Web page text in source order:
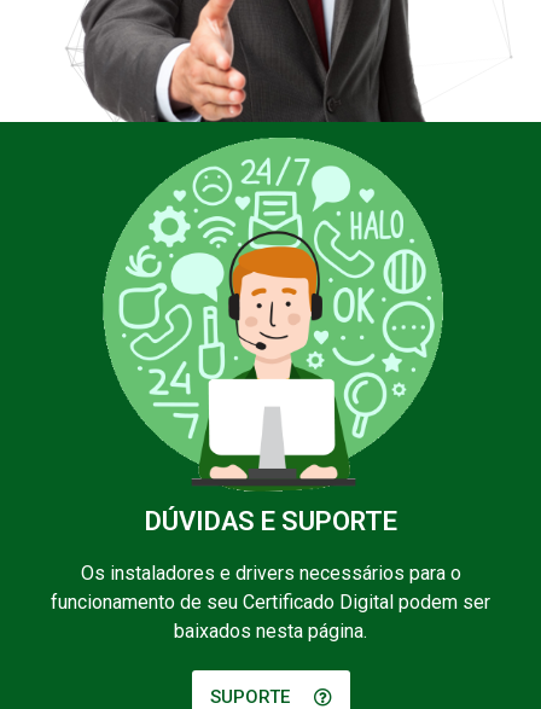
DÚVIDAS E SUPORTE
Os instaladores e drivers necessários para o
funcionamento de seu Certificado Digital podem ser
baixados nesta página.
SUPORTE